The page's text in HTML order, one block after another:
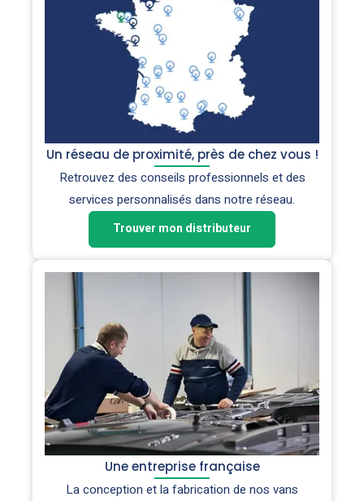
Un réseau de proximité, près de chez vous !
Retrouvez des conseils professionnels et des
services personnalisés dans notre réseau.
Trouver mon distributeur
Une entreprise française
La conception et la fabrication de nos vans